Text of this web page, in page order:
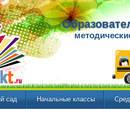
сад Начальные классы